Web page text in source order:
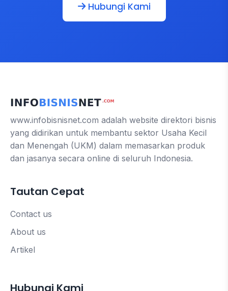
Hubungi Kami
www.infobisnisnet.com adalah website direktori bisnis
yang didirikan untuk membantu sektor Usaha Kecil
dan Menengah (UKM) dalam memasarkan produk
dan jasanya secara online di seluruh Indonesia.
Tautan Cepat
Contact us
About us
Artikel
Hubungi Kami